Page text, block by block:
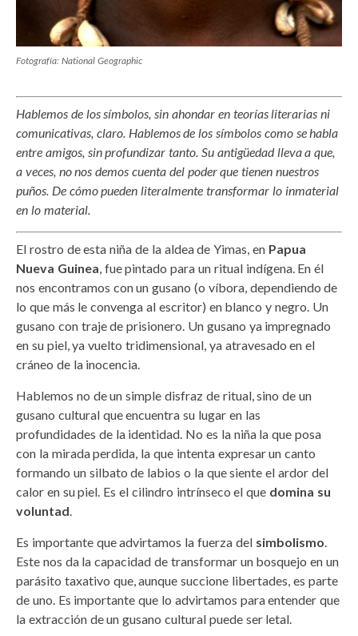
Fotografía: National Geographic
Hablemos de los símbolos, sin ahondar en teorías literarias ni
comunicativas, claro. Hablemos de los símbolos como se habla
entre amigos, sin profundizar tanto. Su antigüedad lleva a que,
a veces, no nos demos cuenta del poder que tienen nuestros
puños. De cómo pueden literalmente transformar lo inmaterial
en lo material.
El rostro de esta niña de la aldea de Yimas, en Papua
Nueva Guinea, fue pintado para un ritual indígena. En él
nos encontramos con un gusano (o víbora, dependiendo de
lo que más le convenga al escritor) en blanco y negro. Un
gusano con traje de prisionero. Un gusano ya impregnado
en su piel, ya vuelto tridimensional, ya atravesado en el
cráneo de la inocencia.
Hablemos no de un simple disfraz de ritual, sino de un
gusano cultural que encuentra su lugar en las
profundidades de la identidad. No es la niña la que posa
con la mirada perdida, la que intenta expresar un canto
formando un silbato de labios o la que siente el ardor del
calor en su piel. Es el cilindro intrínseco el que domina su
voluntad.
Es importante que advirtamos la fuerza del simbolismo.
Este nos da la capacidad de transformar un bosquejo en un
parásito taxativo que, aunque succione libertades, es parte
de uno. Es importante que lo advirtamos para entender que
la extracción de un gusano cultural puede ser letal.